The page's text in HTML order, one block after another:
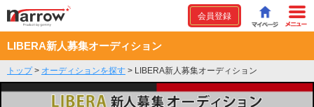
会員登録
LIBERA新人募集オーディション
トップ> オーディションを探す > LIBERA新人募集オーディション